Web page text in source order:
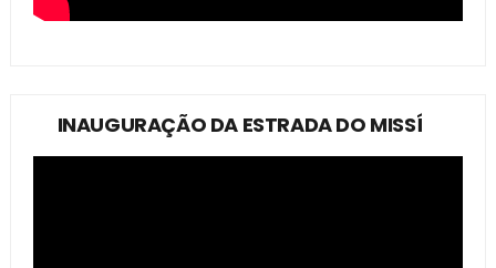
INAUGURAÇÃO DA ESTRADA DO MISSÍ